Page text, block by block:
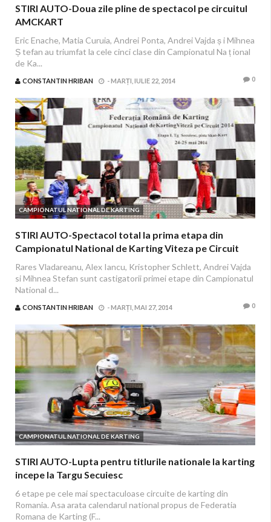
STIRI AUTO-Doua zile pline de spectacol pe circuitul
AMCKART
Eric Enache, Matia Curuia, Andrei Ponta, Andrei Vajda ș i Mihnea
Ș tefan au triumfat la cele cinci clase din Campionatul Na ț ional
de Ka...
CONSTANTIN HRIBAN -MARȚI, IULIE 22, 2014 0
CAMPIONATUL NATIONAL DE KARTING
STIRI AUTO-Spectacol total la prima etapa din
Campionatul National de Karting Viteza pe Circuit
Rares Vladareanu, Alex Iancu, Kristopher Schlett, Andrei Vajda
si Mihnea Stefan sunt castigatorii primei etape din Campionatul
National d...
CONSTANTIN HRIBAN -MARȚI, MAI 27, 2014 0
CAMPIONATUL NATIONAL DE KARTING
STIRI AUTO-Lupta pentru titlurile nationale la karting
incepe la Targu Secuiesc
6 etape pe cele mai spectaculoase circuite de karting din
Romania. Asa arata calendarul national propus de Federatia
Romana de Karting (F...